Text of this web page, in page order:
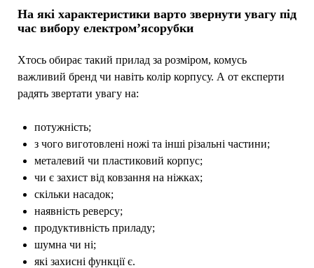
На які характеристики варто звернути увагу під
час вибору електром’ясорубки
Хтось обирає такий прилад за розміром, комусь
важливий бренд чи навіть колір корпусу. А от експерти
радять звертати увагу на:
потужність;
з чого виготовлені ножі та інші різальні частини;
металевий чи пластиковий корпус;
чи є захист від ковзання на ніжках;
скільки насадок;
наявність реверсу;
продуктивність приладу;
шумна чи ні;
які захисні функції є.